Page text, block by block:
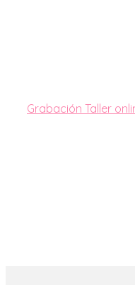
Grabación Taller